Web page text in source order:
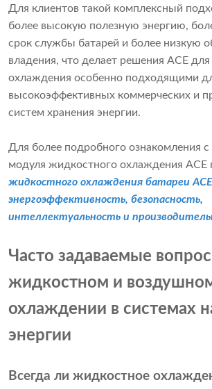
Для клиентов такой комплексный
более высокую полезную энергию,
срок службы батарей и более низкую
владения, что делает решения ACE
охлаждения особенно подходящими
высокоэффективных коммерческих и
систем хранения энергии.
Для более подробного ознакомления с
модуля жидкостного охлаждения ACE
жидкостного охлаждения батареи
энергоэффективность, безопасность,
интеллектуальность и
Часто задаваемые
жидкостном и
охлаждении в системах
энергии
Всегда ли жидкостное